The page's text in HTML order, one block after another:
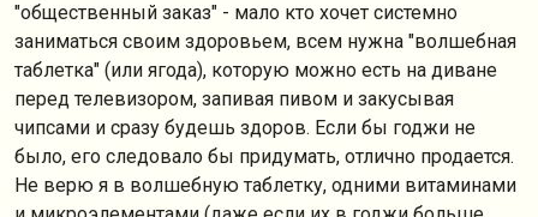
"общественный заказ" - мало кто хочет системно
заниматься своим здоровьем, всем нужна "волшебная
таблетка" (или ягода), которую можно есть на диване
перед телевизором, запивая пивом и закусывая
чипсами и сразу будешь здоров. Если бы годжи не
было, его следовало бы придумать, отлично продается.
Не верю я в волшебную таблетку, одними витаминами